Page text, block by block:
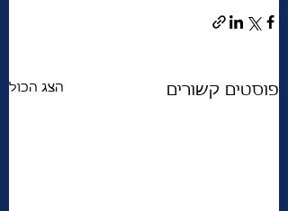
פוסטים קשורים הצג הכול